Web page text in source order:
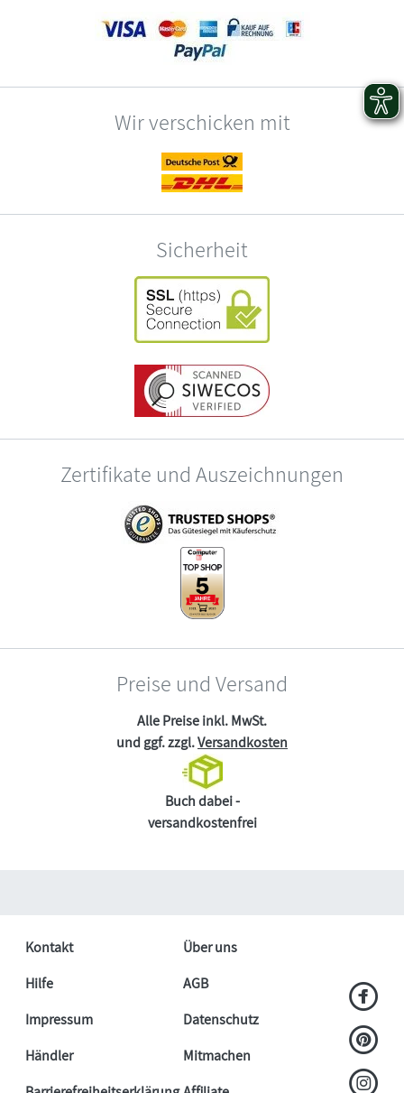
Wir verschicken mit
Sicherheit
Zertifikate und Auszeichnungen
Preise und Versand
Alle Preise inkl. MwSt.
und ggf. zzgl.Versandkosten
Buch dabei -
versandkostenfrei
Kontakt
Über uns
Hilfe
AGB
Impressum
Datenschutz
Händler
Mitmachen